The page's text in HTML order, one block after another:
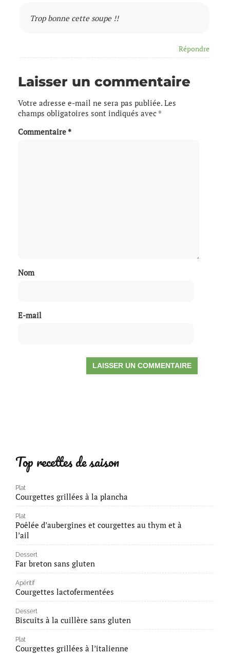
Trop bonne cette soupe !!
Répondre
Laisser un commentaire
Votre adresse e-mail ne sera pas publiée. Les
champs obligatoires sont indiqués avec *
Commentaire *
Nom
E-mail
Top recettes de saison
Plat
Courgettes grillées à la plancha
Plat
Poêlée d’aubergines et courgettes au thym et à
l’ail
Dessert
Far breton sans gluten
Apéritif
Courgettes lactofermentées
Dessert
Biscuits à la cuillère sans gluten
Plat
Courgettes grillées à l’italienne